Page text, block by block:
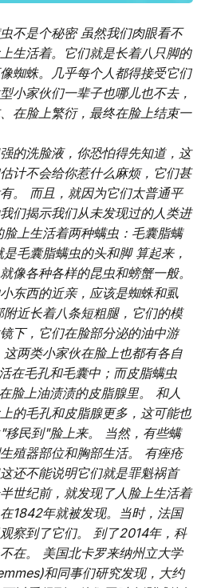
不是个秘密 虽然我们肉眼看不
生活着。它们就是长着八只脚的
蜘蛛。几乎每个人都得接受它们
小家伙们一辈子也哪儿也不去，
在脸上繁衍，最终在脸上结束一
的洗脸液，你恐怕得先知道，这
计不会给你惹什么麻烦，它们甚
。 而且，就因为它们太普通平
们揭示我们从未发现过的人类进
上生活着两种螨虫：毛囊脂螨
是毛囊脂螨虫的头和脚 算起来，
像各种各样的昆虫和螃蟹一般。
东西的近亲，应该是蜘蛛和虱
近长着八条短粗腿，它们的模
下，它们在脸部分泌的油中游
两类小家伙在脸上也都有各自
在毛孔和毛囊中；而皮脂螨虫
脸上油渍渍的皮脂腺里。 和人
的毛孔和皮脂腺更多，这可能也
移民到"脸上来。 当然，有些螨
殖器部位和胸部生活。 有痤疮
还不能说明它们就是罪魁祸首
世纪前，就发现了人脸上生活着
1842年就被发现。当时，法国
察到了它们。 到了2014年，科
在。 美国北卡罗来纳州立大学
和同事们研究发现，大约